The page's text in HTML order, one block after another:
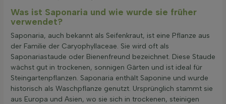
Was ist Saponaria und wie wurde sie früher
verwendet?
Saponaria, auch bekannt als Seifenkraut, ist eine Pflanze aus
der Familie der Caryophyllaceae. Sie wird oft als
Saponariastaude oder Bienenfreund bezeichnet. Diese Staude
wächst gut in trockenen, sonnigen Gärten und ist ideal für
Steingartenpflanzen. Saponaria enthält Saponine und wurde
historisch als Waschpflanze genutzt. Ursprünglich stammt sie
aus Europa und Asien, wo sie sich in trockenen, steinigen